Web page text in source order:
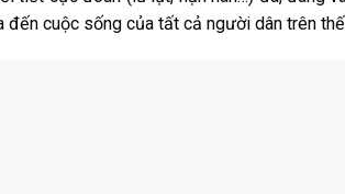
đến cuộc sống của tất cả người dân trên